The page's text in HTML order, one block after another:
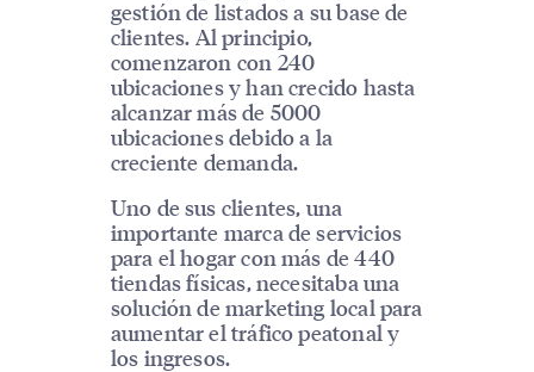
gestión de listados a su base de
clientes. Al principio,
comenzaron con 240
ubicaciones y han crecido hasta
alcanzar más de 5000
ubicaciones debido a la
creciente demanda.
Uno de sus clientes, una
importante marca de servicios
para el hogar con más de 440
tiendas físicas, necesitaba una
solución de marketing local para
aumentar el tráfico peatonal y
los ingresos.